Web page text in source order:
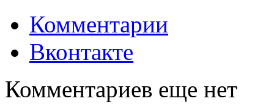
Комментарии
Вконтакте
Комментариев еще нет